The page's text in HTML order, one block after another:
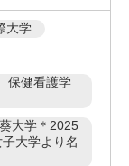
大学
健看護学
大学＊2025
大学より名